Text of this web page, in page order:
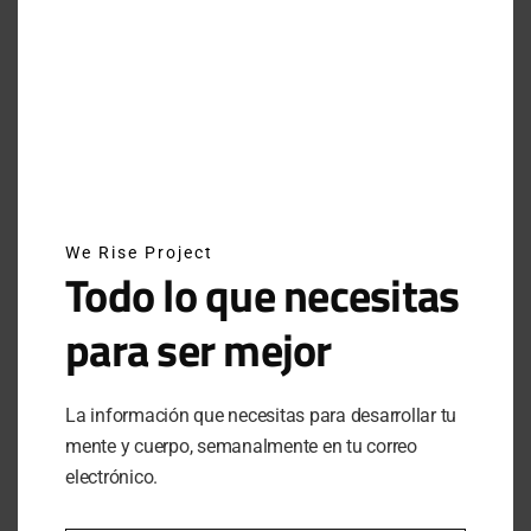
SUSCRÍBETE A NUESTRO NEWSLETTER
SUBSCRIBE
Al hacer clic en este botón, confirmas que has leído y
almacenamiento de información enviada por esta forma.
We Rise Project
Todo lo que necesitas
para ser mejor
La información que necesitas para desarrollar tu
mente y cuerpo, semanalmente en tu correo
electrónico.